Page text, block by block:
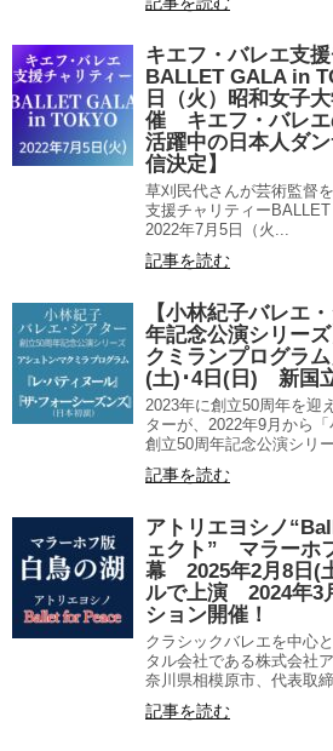
キエフ・バレエ支
BALLET GALA in
日（火）昭和女子
催 キエフ・バレエ
活躍中の日本人ダ
信決定】
草刈民代さんが芸術監督
支援チャリティーBALLET
2022年7月5日（火...
記事を読む
【小林紀子バレエ
年記念公演シリー
クミランプログラ
(土)･4日(日) 新国
2023年に創立50周年を迎
ターが、2022年9月から
創立50周年記念公演シリ
記事を読む
アトリエヨシノ
ェクト” マラーホ
幕 2025年2月8日(
ルで上演 2024年3
ション開催！
クラシックバレエを中心
タル会社である株式会社
奈川県相模原市、代表取
記事を読む